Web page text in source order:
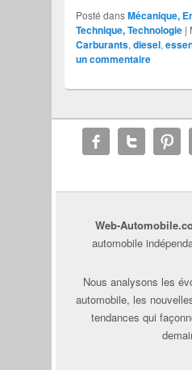
Posté dansMécanique,
Technique, Technologie |
Carburants,diesel,
un commentaire
Web-
automobile
Nous analysons les
automobile, les
tendances qui